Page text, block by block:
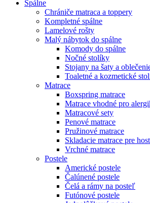
Spálne
Chrániče matraca a toppery
Kompletné spálne
Lamelové rošty
Malý nábytok do spálne
Komody do spálne
Nočné stolíky
Stojany na šaty a
Toaletné a kozmetické
Matrace
Boxspring matrace
Matrace vhodné pro
Matracové sety
Penové matrace
Pružinové matrace
Skladacie matrace pre
Vrchné matrace
Postele
Americké postele
Čalúnené postele
Čelá a rámy na posteľ
Futónové postele